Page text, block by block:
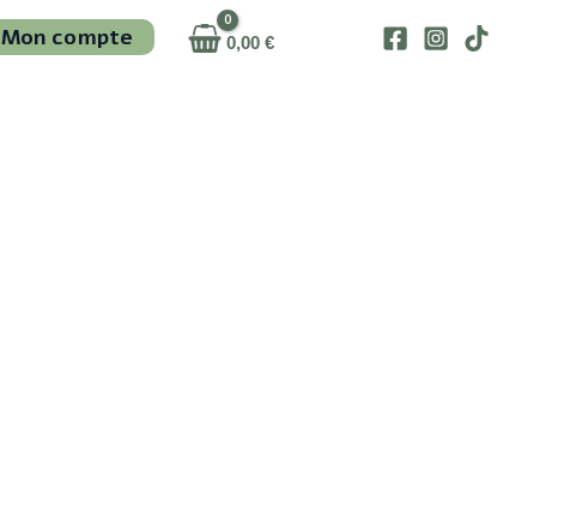
Mon compte 0,00€